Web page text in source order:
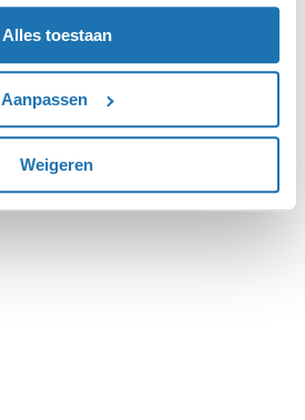
Alles toestaan
Aanpassen
Weigeren